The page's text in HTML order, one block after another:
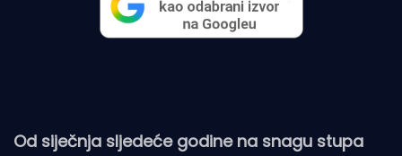
Od siječnja sljedeće godine na snagu stupa